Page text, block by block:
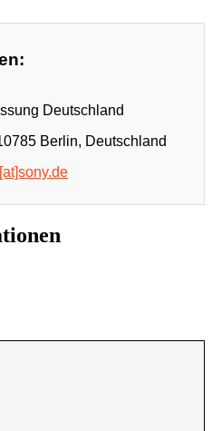
Deutschland
Berlin, Deutschland